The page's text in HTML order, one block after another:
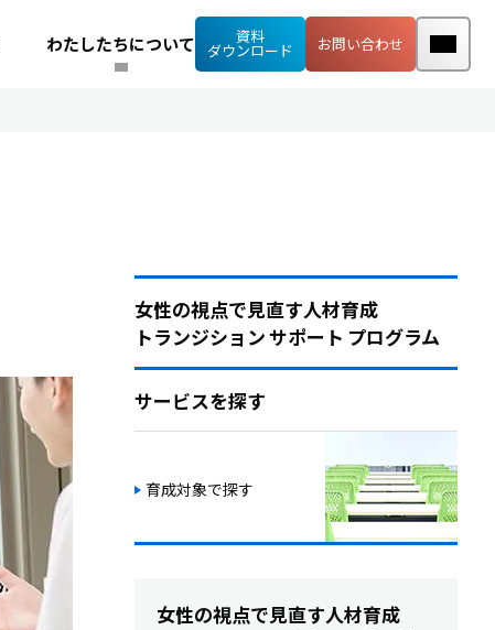
わたしたちについて
資料
ダウンロード
お問い合わせ
女性の視点で見直す人材育成
トランジション サポート プログラム
サービスを探す
育成対象で探す
女性の視点で見直す人材育成